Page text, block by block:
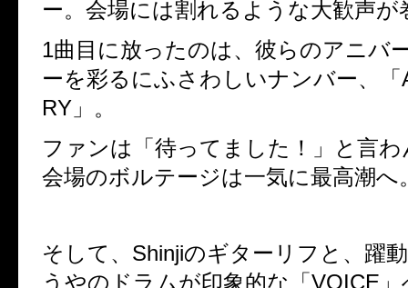
ー。会場には割れるような大歓声が
1曲目に放ったのは、彼らのアニバ
ーを彩るにふさわしいナンバー、「
RY 」。
ファンは「待ってました！」と言
会場のボルテージは一気に最高潮へ
そして、 Shinjiのギターリフと、躍
うやのドラムが印象的な「 VOICE